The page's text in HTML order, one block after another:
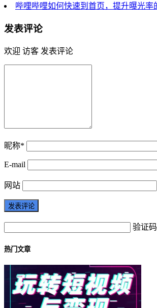
哔哩哔哩如何快速到首页，提升曝光率
发表评论
欢迎 访客 发表评论
昵称*
E-mail
网站
验证
热门文章